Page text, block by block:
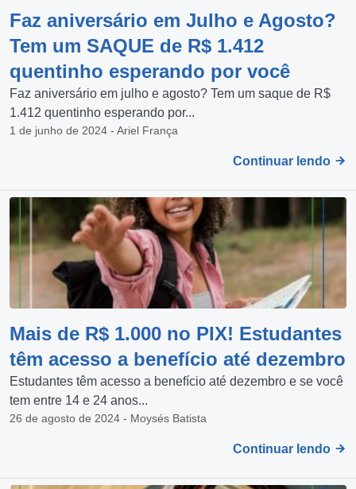
Faz aniversário em Julho e Agosto?
Tem um SAQUE de R$ 1.412
quentinho esperando por você
Faz aniversário em julho e agosto? Tem um saque de R$
1.412 quentinho esperando por...
1 de junho de 2024 - Ariel França
Continuar lendo
Mais de R$ 1.000 no PIX! Estudantes
têm acesso a benefício até dezembro
Estudantes têm acesso a benefício até dezembro e se você
tem entre 14 e 24 anos...
26 de agosto de 2024 - Moysés Batista
Continuar lendo